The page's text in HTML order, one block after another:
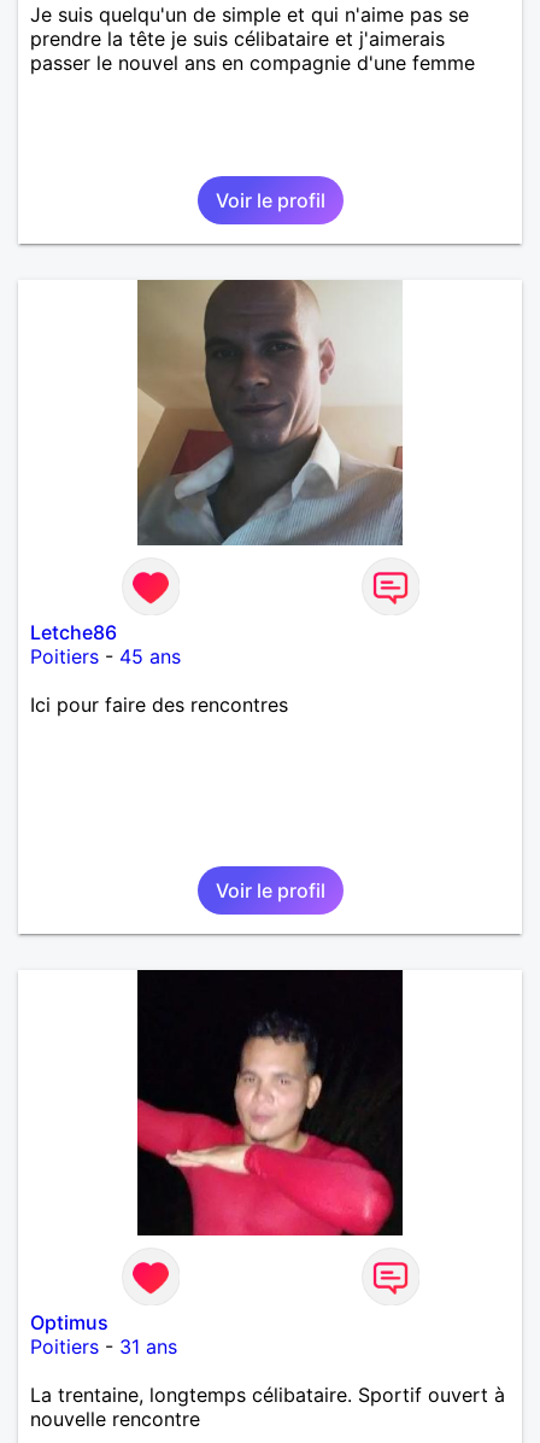
Je suis quelqu'un de simple et qui n'aime pas se
prendre la tête je suis célibataire et j'aimerais
passer le nouvel ans en compagnie d'une femme
Voir le profil
Letche86
Poitiers - 45 ans
Ici pour faire des rencontres
Voir le profil
Optimus
Poitiers - 31 ans
La trentaine, longtemps célibataire. Sportif ouvert à
nouvelle rencontre